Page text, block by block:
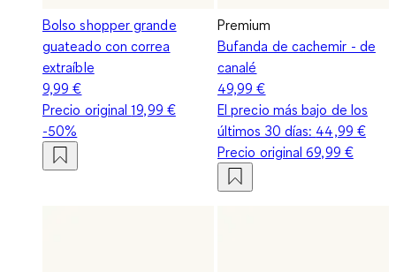
Bolso shopper grande
guateado con correa
extraíble
9,99 €
Precio original19,99 €
-50%
Premium
Bufanda de cachemir - de
canalé
49,99 €
El precio más bajo de los
últimos 30 días: 44,99 €
Precio original69,99 €